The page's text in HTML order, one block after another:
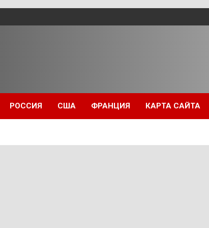
РОССИЯ США ФРАНЦИЯ КАРТА САЙТА